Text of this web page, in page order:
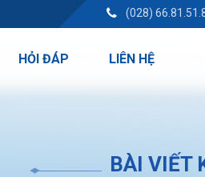
(028)
HỎI ĐÁP LIÊN HỆ
BÀI VIẾT